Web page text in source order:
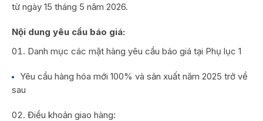
từ ngày 15 tháng 5 năm 2026.
Nội dung yêu cầu báo giá:
Danh mục các mặt hàng yêu cầu báo giá tại Phụ lục 1
Yêu cầu hàng hóa mới 100% và sản xuất năm 2025 trở về
sau
Điều khoản giao hàng: